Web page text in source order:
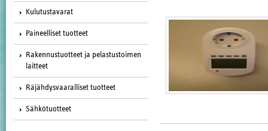
Kulutustavarat
Paineelliset tuotteet
Rakennustuotteet ja pelastustoimen
laitteet
Räjähdysvaaralliset tuotteet
Sähkötuotteet